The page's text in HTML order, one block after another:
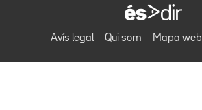
Avís legal Qui som Mapa web